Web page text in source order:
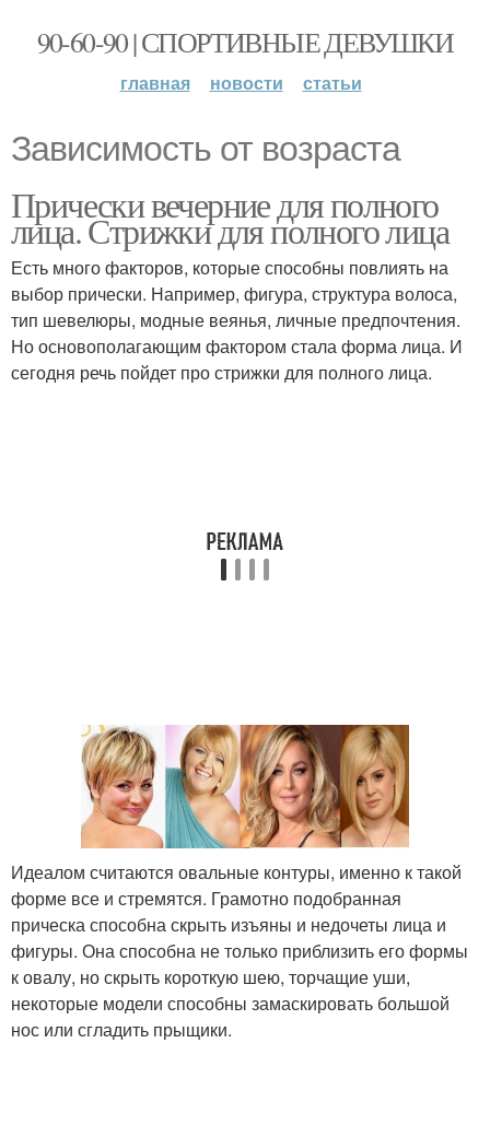
90-60-90 | СПОРТИВНЫЕ ДЕВУШКИ
главная новости статьи
Зависимость от возраста
Прически вечерние для полного
лица. Стрижки для полного лица
Есть много факторов, которые способны повлиять на
выбор прически. Например, фигура, структура волоса,
тип шевелюры, модные веянья, личные предпочтения.
Но основополагающим фактором стала форма лица. И
сегодня речь пойдет про стрижки для полного лица.
Идеалом считаются овальные контуры, именно к такой
форме все и стремятся. Грамотно подобранная
прическа способна скрыть изъяны и недочеты лица и
фигуры. Она способна не только приблизить его формы
к овалу, но скрыть короткую шею, торчащие уши,
некоторые модели способны замаскировать большой
нос или сгладить прыщики.